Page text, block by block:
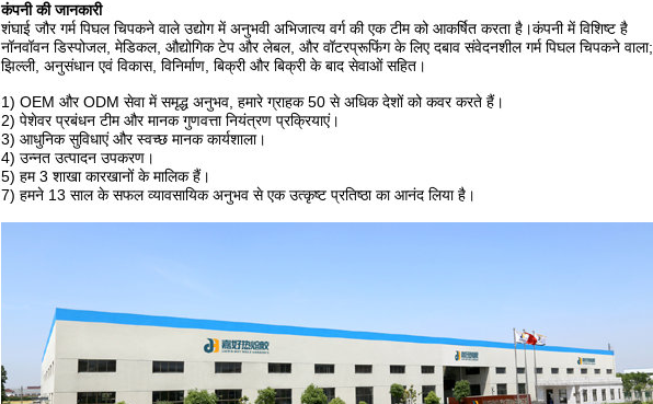
कंपनी की जानकारी
शंघाई जौर गर्म पिघल चिपकने वाले उद्योग में अनुभवी अभिजात्य वर्ग की एक टीम को आकर्षित करता है।कंपनी में विशिष्ट है
नॉनवॉवन डिस्पोजल, मेडिकल, औद्योगिक टेप और लेबल, और वॉटरप्रूफिंग के लिए दबाव संवेदनशील गर्म पिघल चिपकने वाला;
झिल्ली, अनुसंधान एवं विकास, विनिर्माण, बिक्री और बिक्री के बाद सेवाओं सहित।
1) OEM और ODM सेवा में समृद्ध अनुभव, हमारे ग्राहक 50 से अधिक देशों को कवर करते हैं।
2) पेशेवर प्रबंधन टीम और मानक गुणवत्ता नियंत्रण प्रक्रियाएं।
3) आधुनिक सुविधाएं और स्वच्छ मानक कार्यशाला।
4) उन्नत उत्पादन उपकरण।
5) हम 3 शाखा कारखानों के मालिक हैं।
7) हमने 13 साल के सफल व्यावसायिक अनुभव से एक उत्कृष्ट प्रतिष्ठा का आनंद लिया है।